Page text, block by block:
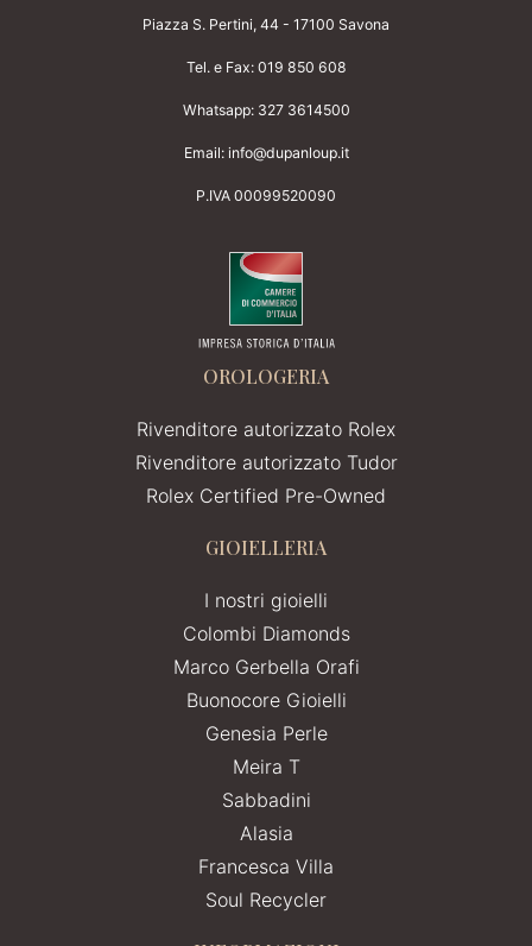
Piazza S. Pertini, 44 - 17100 Savona
Tel. e Fax: 019 850 608
Whatsapp: 327 3614500
Email: info@dupanloup.it
P.IVA 00099520090
OROLOGERIA
Rivenditore autorizzato Rolex
Rivenditore autorizzato Tudor
Rolex Certified Pre-Owned
GIOIELLERIA
I nostri gioielli
Colombi Diamonds
Marco Gerbella Orafi
Buonocore Gioielli
Genesia Perle
Meira T
Sabbadini
Alasia
Francesca Villa
Soul Recycler